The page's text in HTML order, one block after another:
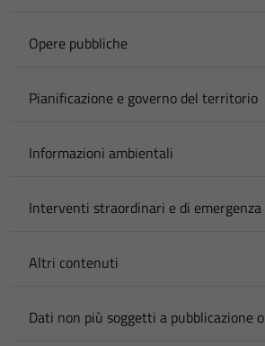
Opere pubbliche
Pianificazione e governo del territorio
Informazioni ambientali
Interventi straordinari e di emergenza
Altri contenuti
Dati non più soggetti a pubblicazione